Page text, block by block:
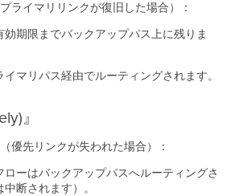
ライマリリンクが復旧した場合）：
効期限までバックアップパス上に残りま
マリパス経由でルーティングされます。
』
（優先リンクが失われた場合）：
ローはバックアップパスへルーティングさ
断されます）。